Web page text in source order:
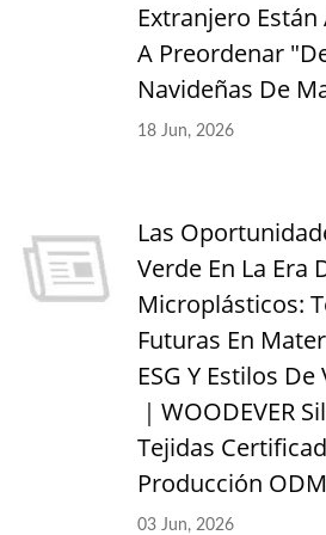
Extranjero
A Preordenar
Navideñas De
18 Jun, 2026
Las
Verde En La Era
Microplásticos:
Futuras En
ESG Y Estilos
｜WOODEVER
Tejidas
Producción
03 Jun, 2026